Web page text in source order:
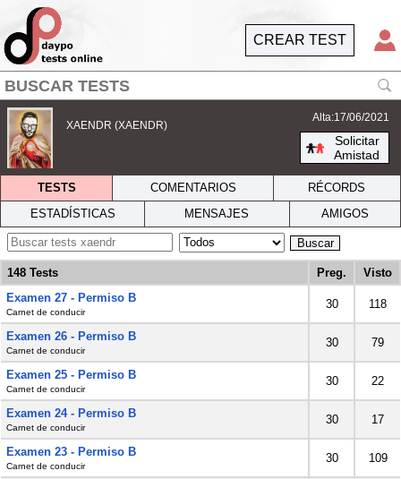
CREAR TEST
XAENDR (XAENDR)
Alta:17/06/2021
Solicitar
Amistad
TESTS COMENTARIOS
RÉCORDS
ESTADÍSTICAS
MENSAJES AMIGOS
Buscar
148 Tests Preg.
Visto
Examen 27 - Permiso B
Carnet de conducir
30 118
Examen 26 - Permiso B
Carnet de conducir
30 79
Examen 25 - Permiso B
Carnet de conducir
30 22
Examen 24 - Permiso B
Carnet de conducir
30 17
Examen 23 - Permiso B
Carnet de conducir
30 109